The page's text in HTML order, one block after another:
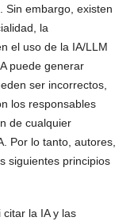
Sin embargo, existen
la
el uso de la IA/LLM
puede generar
ser incorrectos,
los responsables
de cualquier
Por lo tanto, autores,
siguientes principios
la IA y las